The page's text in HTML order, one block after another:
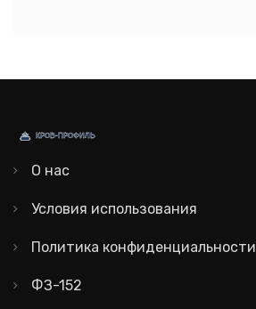
О нас
Условия использования
Политика конфиденциальности
ФЗ-152